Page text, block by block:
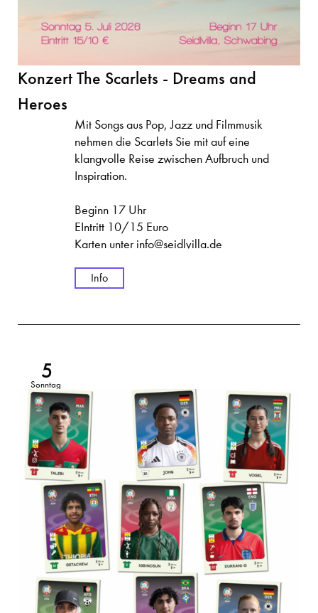
Konzert The Scarlets - Dreams and
Heroes
Mit Songs aus Pop, Jazz und Filmmusik
nehmen die Scarlets Sie mit auf eine
klangvolle Reise zwischen Aufbruch und
Inspiration.
Beginn 17 Uhr
EIntritt 10/15 Euro
Karten unter info@seidlvilla.de
Info
5
Sonntag